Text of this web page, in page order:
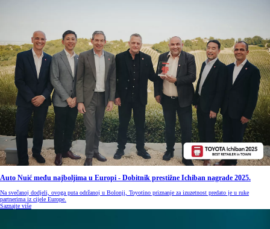
Auto Nuić među najboljima u Europi - Dobitnik prestižne Ichiban nagrade 2025.
Na svečanoj dodjeli, ovoga puta održanoj u Bolonji, Toyotino priznanje za izuzetnost predato je u ruke
partnerima iz cijele Europe.
Saznajte više